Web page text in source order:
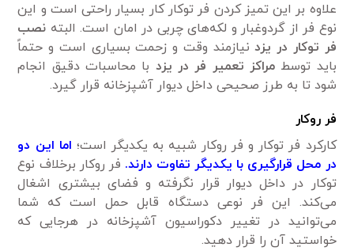
علاوه بر این تمیز کردن فر توکار کار بسیار راحتی است و این
نوع فر از گردوغبار و لکه‌های چربی در امان است. البته نصب
فر توکار در یزد نیازمند وقت و زحمت بسیاری است و حتماً
باید توسطمراکز تعمیر فر در یزد با محاسبات دقیق انجام
شود تا به طرز صحیحی داخل دیوار آشپزخانه قرار گیرد.
فر روکار
کارکرد فر توکار و فر روکار شبیه به یکدیگر است؛ اما این دو
در محل قرارگیری با یکدیگر تفاوت دارند. فر روکار برخلاف نوع
توکار در داخل دیوار قرار نگرفته و فضای بیشتری اشغال
می‌کند. این فر نوعی دستگاه قابل حمل است که شما
می‌توانید در تغییر دکوراسیون آشپزخانه در هرجایی که
خواستید آن را قرار دهید.